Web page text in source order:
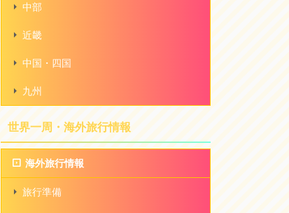
中部
近畿
中国・四国
九州
世界一周・海外旅行情報
海外旅行情報
旅行準備